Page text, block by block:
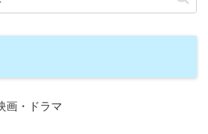
画・ドラマ